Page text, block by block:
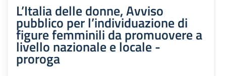
L’Italia delle donne, Avviso
pubblico per l’individuazione di
figure femminili da promuovere a
livello nazionale e locale -
proroga